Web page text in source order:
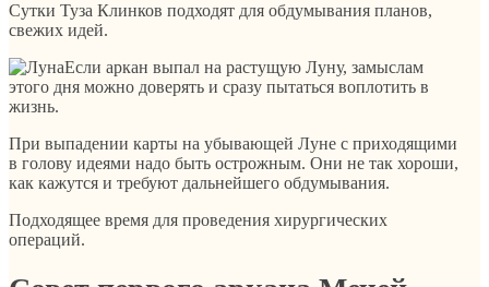
Сутки Туза Клинков подходят для обдумывания планов,
свежих идей.
Если аркан выпал на растущую Луну, замыслам
этого дня можно доверять и сразу пытаться воплотить в
жизнь.
При выпадении карты на убывающей Луне с приходящими
в голову идеями надо быть острожным. Они не так хороши,
как кажутся и требуют дальнейшего обдумывания.
Подходящее время для проведения хирургических
операций.